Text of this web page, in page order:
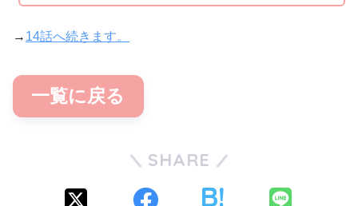
→ 14話へ続きます。
一覧に戻る
SHARE